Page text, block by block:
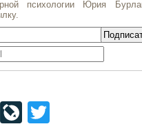
Odnoklassniki
LiveJournal